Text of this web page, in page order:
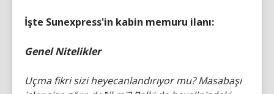
İşte Sunexpress'in kabin memuru ilanı:
Genel Nitelikler
Uçma fikri sizi heyecanlandırıyor mu? Masabaşı